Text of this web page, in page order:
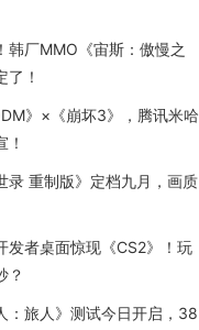
韩厂MMO《宙斯：傲慢之
了！
》×《崩坏3》，腾讯米哈
！
录 重制版》定档九月，画质
发者桌面惊现《CS2》！玩
？
：旅人》测试今日开启，38